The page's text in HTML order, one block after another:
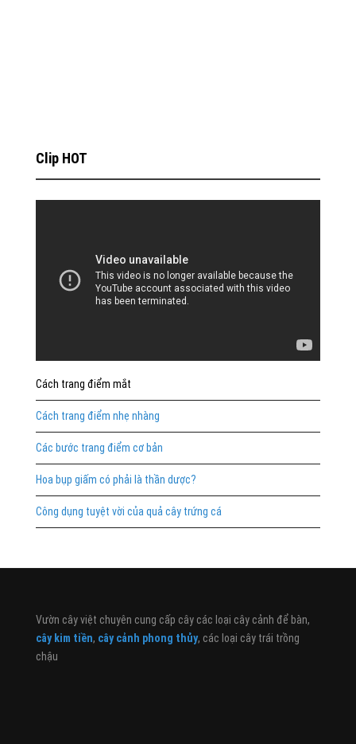
Clip HOT
Cách trang điểm mắt
Cách trang điểm nhẹ nhàng
Các bước trang điểm cơ bản
Hoa bụp giấm có phải là thần dược?
Công dụng tuyệt vời của quả cây trứng cá
Vườn cây việt chuyên cung cấp cây các loại cây cảnh để bàn,
cây kim tiền, cây cảnh phong thủy, các loại cây trái trồng
chậu